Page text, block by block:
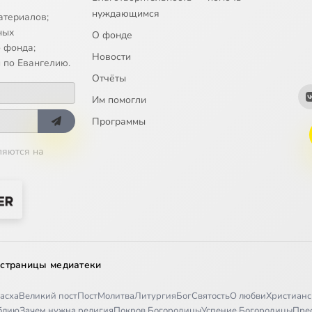
Архимандрит Серафим (Тяпочкин). Любить значит страдать
Архимандрит Серафим (Тяпочкин). Приезд отца Серафима в
Архимандрит Серафим (Тяпочкин). Возрождение прихода
Архимандрит Серафим (Тяпочкин). Подвиг старчества. Часть 1
Архимандрит Серафим (Тяпочкин). "Он просил у тебя жизни"
фонда;
Евангелию.
на
нуждающимся
О фонде
Новости
Отчёты
Им помогли
Программы
медиатеки
Великий постПостМолитваЛитургияБогСвятостьО любви